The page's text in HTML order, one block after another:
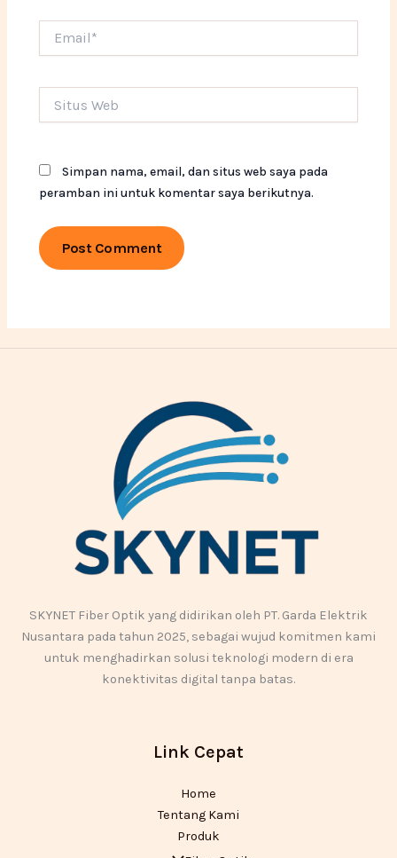
Web
Simpan nama, email, dan situs web saya pada
peramban ini untuk komentar saya berikutnya.
SKYNET Fiber Optik yang didirikan oleh PT. Garda Elektrik
Nusantara pada tahun 2025, sebagai wujud komitmen kami
untuk menghadirkan solusi teknologi modern di era
konektivitas digital tanpa batas.
Link Cepat
Home
Tentang Kami
Produk